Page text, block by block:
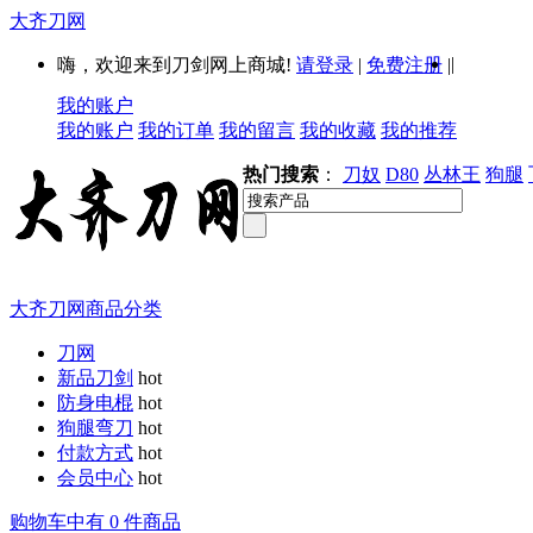
大齐刀网
嗨，欢迎来到刀剑网上商城! 请登录 | 免费注册 ||
我的账户
我的账户 我的订单 我的留言 我的收藏 我的推荐
热门搜索 ： 刀奴 D80 丛林王 狗腿
大齐刀网商品分类
刀网
新品刀剑 hot
防身电棍 hot
狗腿弯刀 hot
付款方式 hot
会员中心 hot
购物车中有 0 件商品